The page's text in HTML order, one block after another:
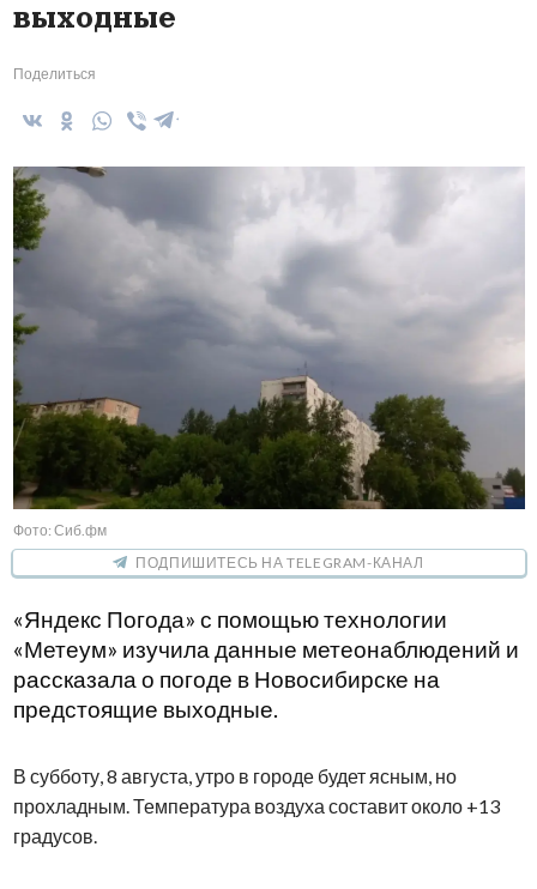
выходные
Поделиться
Фото: Сиб.фм
ПОДПИШИТЕСЬ НА TELEGRAM-КАНАЛ
«Яндекс Погода» с помощью технологии
«Метеум» изучила данные метеонаблюдений и
рассказала о погоде в Новосибирске на
предстоящие выходные.
В субботу, 8 августа, утро в городе будет ясным, но
прохладным. Температура воздуха составит около +13
градусов.